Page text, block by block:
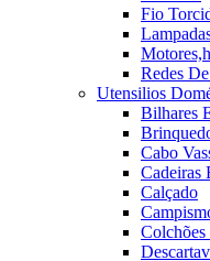
Fio
Redes
Utensilios
Bilhares
Cabo
Cadeiras
Calçado